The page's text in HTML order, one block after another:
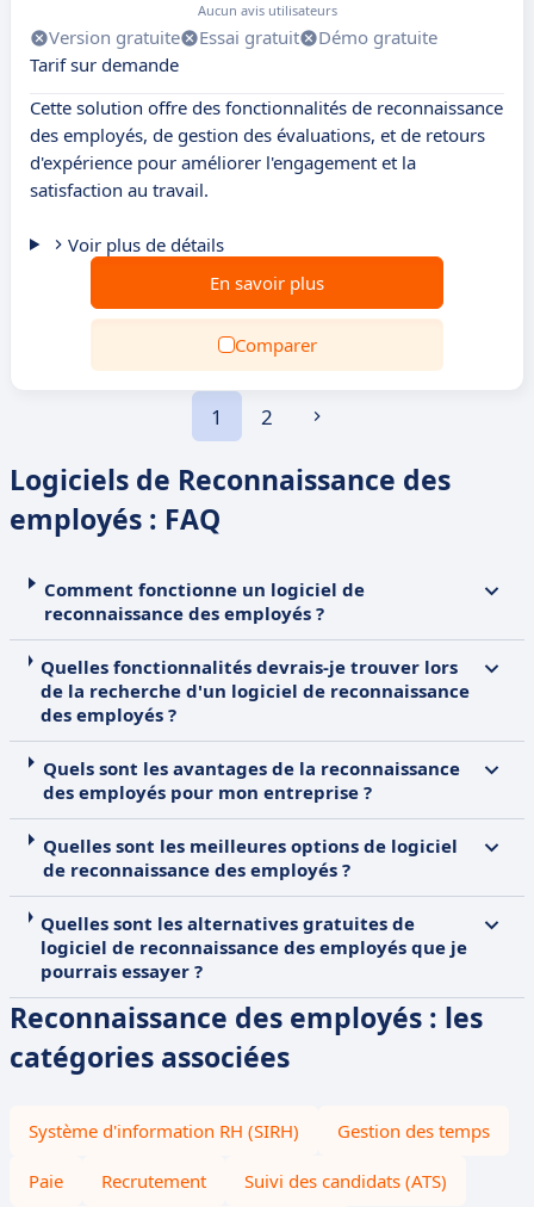
Aucun avis utilisateurs
Version gratuite Essai gratuit
Démo gratuite
Tarif sur demande
Cette solution offre des fonctionnalités de reconnaissance
des employés, de gestion des évaluations, et de retours
d'expérience pour améliorer l'engagement et la
satisfaction au travail.
Voir plus de détails
En savoir plus
Comparer
1 2
Logiciels de Reconnaissance des
employés : FAQ
Comment fonctionne un logiciel de
reconnaissance des employés ?
Quelles fonctionnalités devrais-je trouver lors
de la recherche d'un logiciel de reconnaissance
des employés ?
Quels sont les avantages de la reconnaissance
des employés pour mon entreprise ?
Quelles sont les meilleures options de logiciel
de reconnaissance des employés ?
Quelles sont les alternatives gratuites de
logiciel de reconnaissance des employés que je
pourrais essayer ?
Reconnaissance des employés : les
catégories associées
Système d'information RH (SIRH) Gestion des temps
Paie Recrutement Suivi des candidats (ATS)